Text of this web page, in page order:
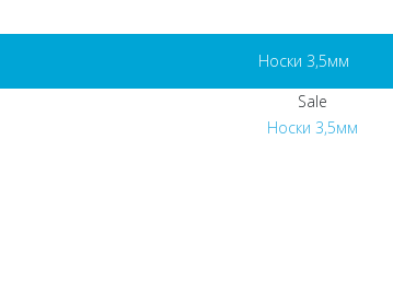
Носки 3,5мм